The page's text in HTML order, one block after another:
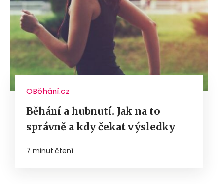
OBěhání.cz
Běhání a hubnutí. Jak na to
správně a kdy čekat výsledky
7 minut čtení